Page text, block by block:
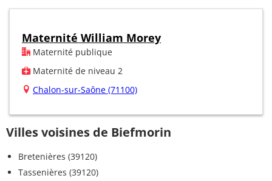
Maternité William Morey
Maternité publique
Maternité de niveau 2
Chalon-sur-Saône (71100)
Villes voisines de Biefmorin
Bretenières (39120)
Tassenières (39120)